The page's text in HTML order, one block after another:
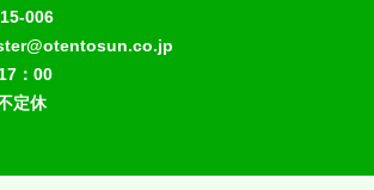
006
：00
定休